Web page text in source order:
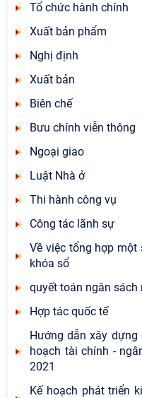
Tổ chức hành chính
Xuất bản phẩm
Nghị định
Xuất bản
Biên chế
Bưu chính viễn thông
Ngoại giao
Luật Nhà ở
Thi hành công vụ
Công tác lãnh sự
Về việc tổng hợp
khóa sổ
quyết toán ngân sách
Hợp tác quốc tế
Hướng dẫn xây dựng
hoạch tài chính -
2021
Kế hoạch phát triển